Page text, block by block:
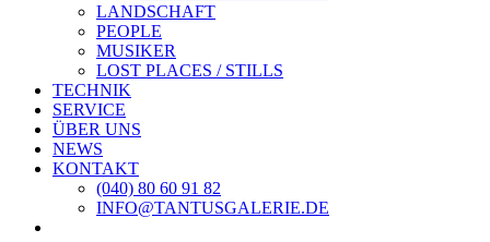
LANDSCHAFT
PEOPLE
MUSIKER
LOST PLACES / STILLS
TECHNIK
SERVICE
ÜBER UNS
NEWS
KONTAKT
(040) 80 60 91 82
INFO@TANTUSGALERIE.DE